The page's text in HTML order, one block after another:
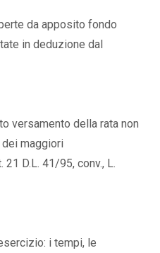
da apposito fondo
in deduzione dal
versamento della rata non
maggiori
D.L. 41/95, conv., L.
i tempi, le